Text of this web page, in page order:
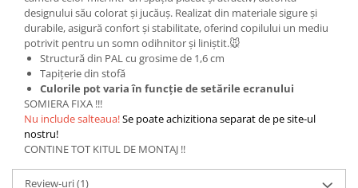
designului său colorat și jucăuș. Realizat din materiale sigure și
durabile, asigură confort și stabilitate, oferind copilului un mediu
potrivit pentru un somn odihnitor și liniștit.🐭
Structură din PAL cu grosime de 1,6 cm
Tapițerie din stofă
Culorile pot varia în funcție de setările ecranului
SOMIERA FIXA !!!
Nu include salteaua!Se poate achizitiona separat de pe site-ul
nostru!
CONTINE TOT KITUL DE MONTAJ !!
Review-uri(1)